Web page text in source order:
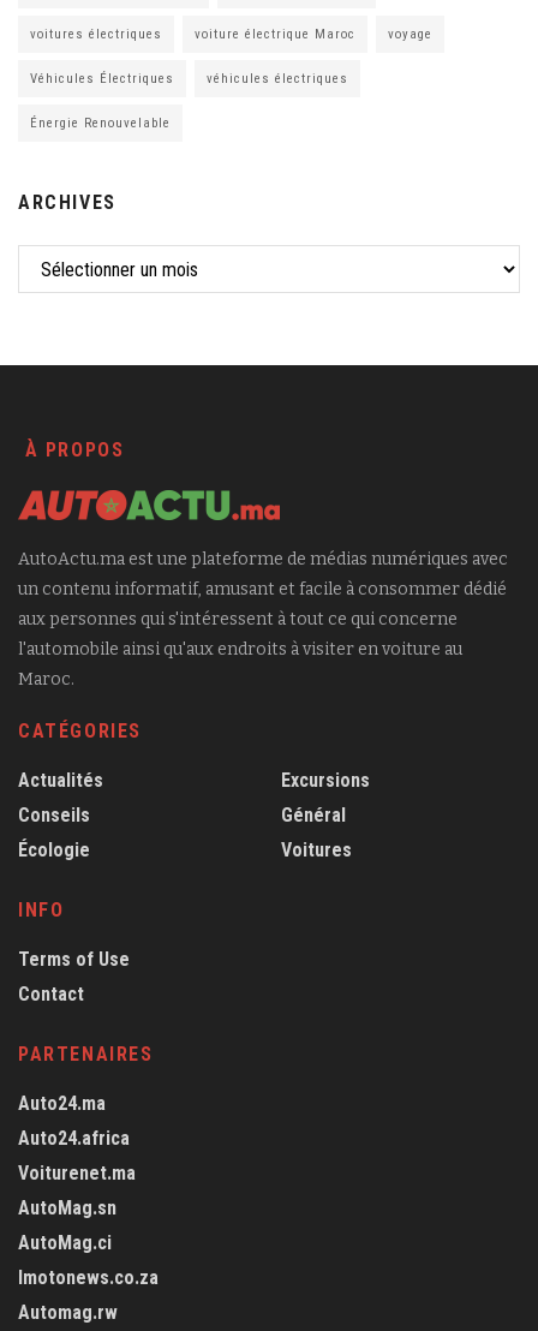
voitures électriques voiture électrique Maroc voyage
Véhicules Électriques véhicules électriques
Énergie Renouvelable
ARCHIVES
À PROPOS
AutoActu.ma est une plateforme de médias numériques avec
un contenu informatif, amusant et facile à consommer dédié
aux personnes qui s'intéressent à tout ce qui concerne
l'automobile ainsi qu'aux endroits à visiter en voiture au
Maroc.
CATÉGORIES
Actualités
Conseils
Écologie
Excursions
Général
Voitures
INFO
Terms of Use
Contact
PARTENAIRES
Auto24.ma
Auto24.africa
Voiturenet.ma
AutoMag.sn
AutoMag.ci
Imotonews.co.za
Automag.rw